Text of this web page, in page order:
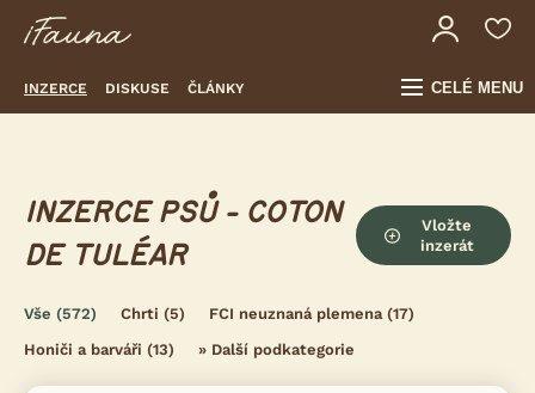
INZERCE DISKUSE ČLÁNKY CELÉ MENU
INZERCE PSŮ - COTON
DE TULÉAR
Vložte
inzerát
Vše (572) Chrti (5) FCI neuznaná plemena(17)
Honiči a barváři (13) » Další podkategorie